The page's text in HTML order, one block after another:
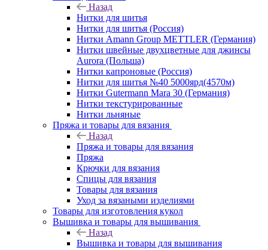
Назад
Нитки для шитья
Нитки для шитья (Россия)
Нитки Amann Group METTLER (Германия)
Нитки швейные двухцветные для джинсы
Aurora (Польша)
Нитки капроновые (Россия)
Нитки для шитья №40 5000ярд(4570м)
Нитки Gutermann Mara 30 (Германия)
Нитки текстурированные
Нитки льняные
Пряжа и товары для вязания
Назад
Пряжа и товары для вязания
Пряжа
Крючки для вязания
Спицы для вязания
Товары для вязания
Уход за вязаными изделиями
Товары для изготовления кукол
Вышивка и товары для вышивания
Назад
Вышивка и товары для вышивания